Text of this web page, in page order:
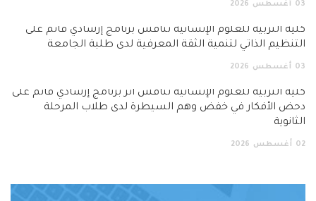
03 أغسطس 2026
كلية التربية للعلوم الإنسانية تناقش برنامج إرشادي قائم على
التنظيم الذاتي لتنمية الثقة المعرفية لدى طلبة الجامعة
03 أغسطس 2026
كلية التربية للعلوم الإنسانية تناقش أثر برنامج إرشادي قائم على
دحض الأفكار في خفض وهم السيطرة لدى طلاب المرحلة
الثانوية
02 أغسطس 2026